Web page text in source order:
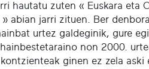
hautatu zuten « Euskara eta
abian jarri zituen. Ber
urtez galdeginik, gure
non 2000.
ginen ez zela aski